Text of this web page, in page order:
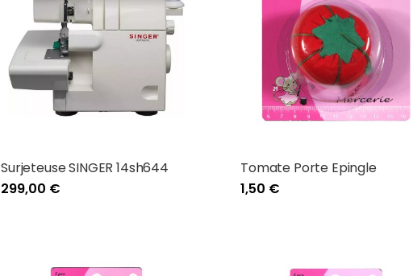
Surjeteuse SINGER 14sh644
299,00 €
Tomate Porte Epingle
1,50 €